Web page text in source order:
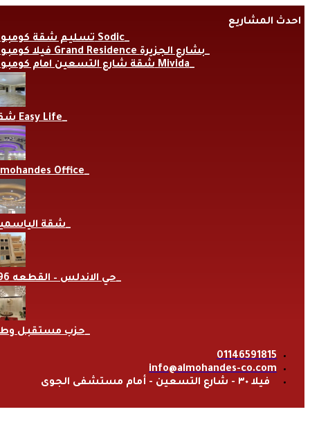
to
احدث المشاريع
تسليم شقة كومبوند Sodic
فيلا كومبوند Grand Residence بشارع الجزيرة
شقة شارع التسعين امام كومبوند Mivida
شقة Easy Life
Office
شقة
حي الاندلس – القطعه 696
حزب مستقبل
01146591815
info@almohandes-co.com
فيلا ٣٠ - شارع التسعين - أمام مستشفى الجوى